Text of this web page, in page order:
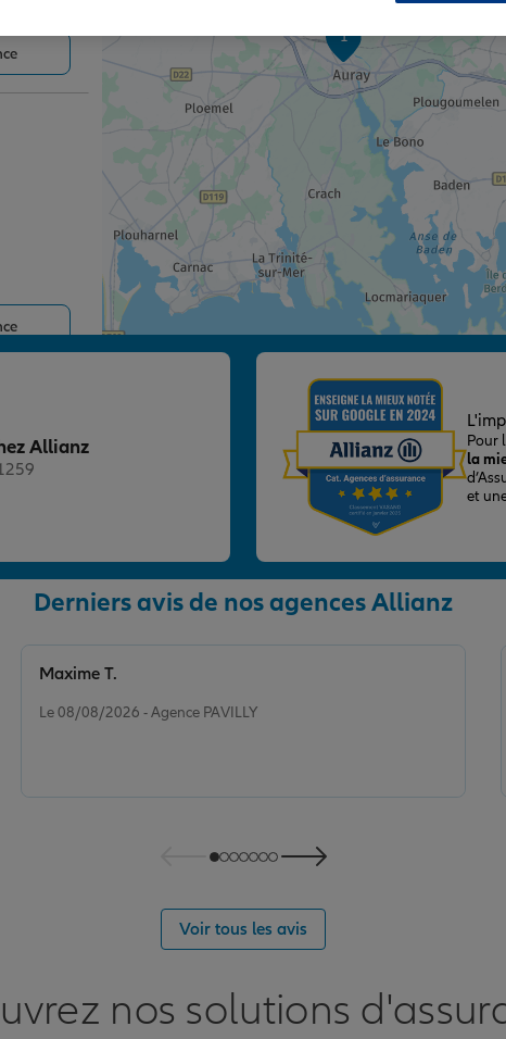
1
Allianz Pour
la
et
Derniers avis de nos agences Allianz
Le 08/08/2026 - Agence PAVILLY
Maxime T.
Voir tous les avis
nos solutions